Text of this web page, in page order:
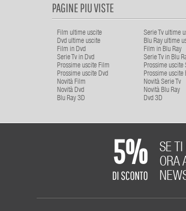
PAGINE PIU VISTE
Film ultime uscite
Serie Tv ultime
Dvd ultime uscite
Blu Ray ultime
Film in Dvd
Film in Blu Ray
Serie Tv in Dvd
Serie Tv in Blu
Prossime uscite Film
Prossime uscite
Prossime uscite Dvd
Prossime uscite
Novità Film
Novità Serie Tv
Novità Dvd
Novità Blu Ray
Blu Ray 3D
Dvd 3D
5%
DI SCONTO
SE TI
ORA